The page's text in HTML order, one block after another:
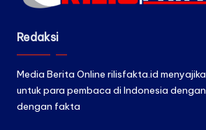
Redaksi
Media Berita Online rilisfakta.id
untuk para pembaca di Indonesia
dengan fakta